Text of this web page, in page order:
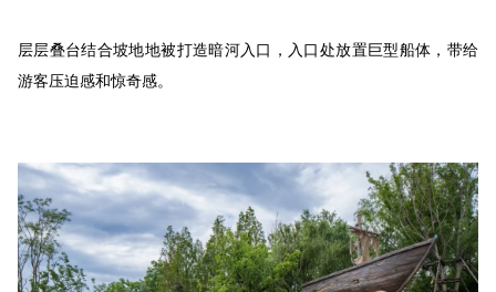
层层叠台结合坡地地被打造暗河入口，入口处放置巨型船体，带给
游客压迫感和惊奇感。